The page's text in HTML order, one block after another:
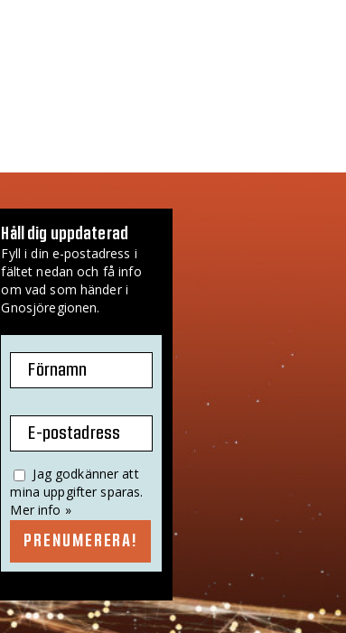
Håll dig uppdaterad
Fyll i din e-postadress i
fältet nedan och få info
om vad som händer i
Gnosjöregionen.
Förnamn
E-postadress
Jag godkänner att
mina uppgifter sparas.
Mer info »
PRENUMERERA!